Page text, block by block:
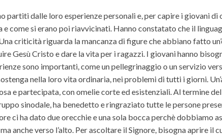
partiti dalle loro esperienze personali e, per capire i giovani di
come si erano poi riavvicinati. Hanno constatato che il
criticità riguarda la mancanza di figure che abbiano fatto
Gesù Cristo e dare la vita per i ragazzi. I giovani hanno
sono importanti, come un pellegrinaggio o un servizio
nella loro vita ordinaria, nei problemi di tutti i giorni.
e partecipata, con omelie corte ed esistenziali. Al termine
sinodale, ha benedetto e ringraziato tutte le persone
ci ha dato due orecchie e una sola bocca perchè dobbiamo
anche verso l’alto. Per ascoltare il Signore, bisogna aprire il